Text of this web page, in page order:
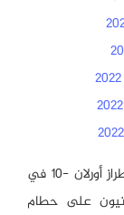
تحطم طائرة مسيرة تابعة للجيش الروسي من طراز أورلان -10 في
على حطام